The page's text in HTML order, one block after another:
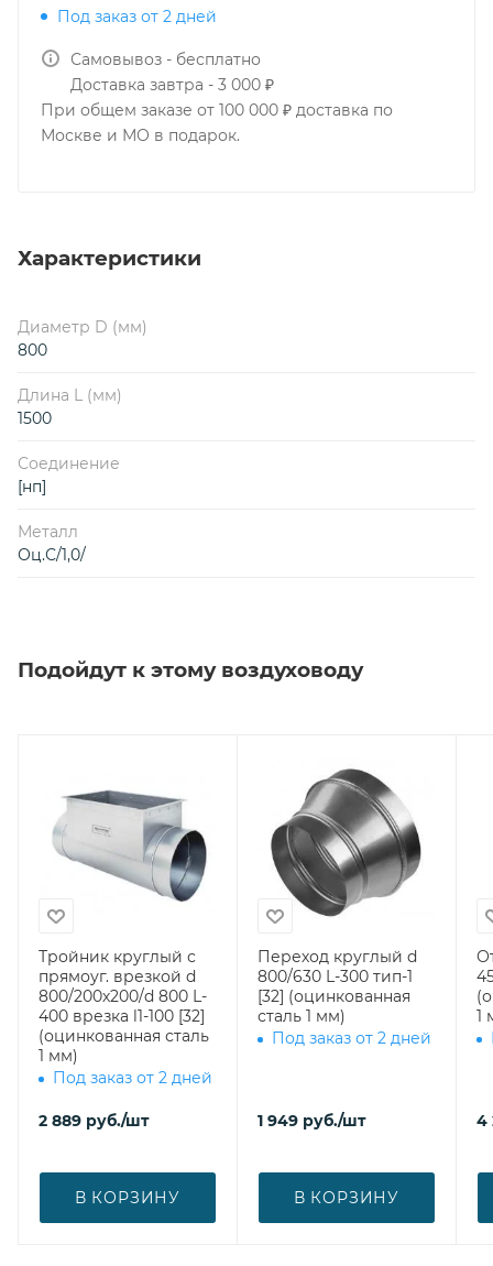
Под заказ от 2 дней
Самовывоз - бесплатно
Доставка завтра - 3 000 ₽
При общем заказе от 100 000 ₽ доставка по
Москве и МО в подарок.
Характеристики
Диаметр D (мм)
800
Длина L (мм)
1500
Соединение
[нп]
Металл
Оц.С/1,0/
Подойдут к этому воздуховоду
Тройник круглый с
прямоуг. врезкой d
800/200х200/d 800 L-
400 врезка l1-100 [32]
(оцинкованная сталь
1 мм)
Под заказ от 2 дней
2 889 руб./шт
В КОРЗИНУ
Переход круглый d
800/630 L-300 тип-1
[32] (оцинкованная
сталь 1 мм)
Под заказ от 2 дней
1 949 руб./шт
В КОРЗИНУ
1
4